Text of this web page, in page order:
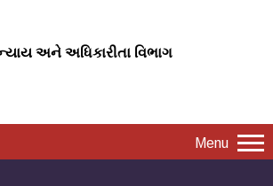
અને અધિકારીતા વિભાગ
Menu